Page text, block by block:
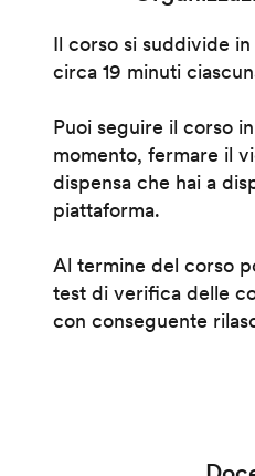
Il corso si suddivide
circa 19 minuti
Puoi seguire il corso
momento, fermare il
dispensa che hai a
piattaforma.
Al termine del corso
test di verifica delle
con conseguente